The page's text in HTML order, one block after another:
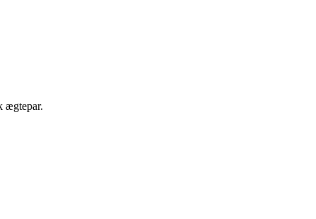
ægtepar.